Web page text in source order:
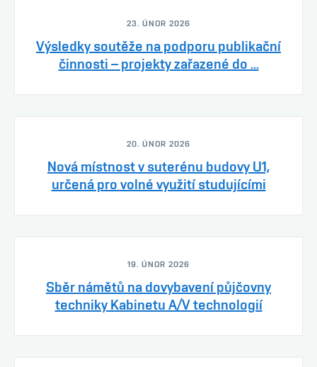
23. ÚNOR 2026
Výsledky soutěže na podporu publikační
činnosti – projekty zařazené do ...
20. ÚNOR 2026
Nová místnost v suterénu budovy U1,
určená pro volné využití studujícími
19. ÚNOR 2026
Sběr námětů na dovybavení půjčovny
techniky Kabinetu A/V technologií